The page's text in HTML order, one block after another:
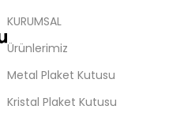
KURUMSAL
Ürünlerimiz
Metal Plaket Kutusu
Kristal Plaket Kutusu